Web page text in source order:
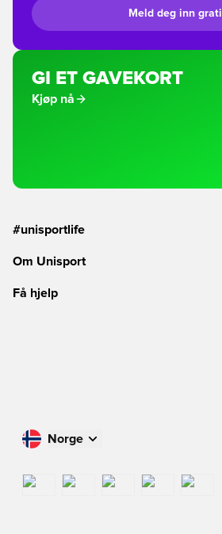
Meld deg inn
GI ET GAVEKORT
Kjøp nå
#unisportlife
Om Unisport
Få hjelp
Norge